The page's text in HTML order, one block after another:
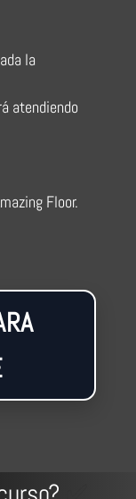
la
atendiendo
Floor.